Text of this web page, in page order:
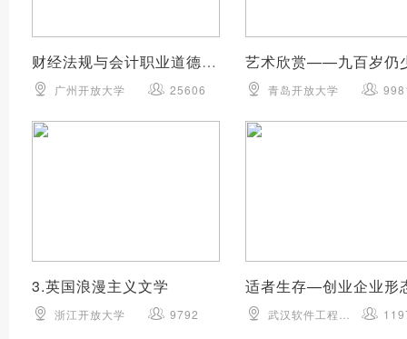
财经法规与会计职业道德-第二章
广州开放大学 25606
艺术欣赏——九百岁仍
青岛开放大学
3.英国浪漫主义文学
浙江开放大学 9792 武汉软件工程职业学院